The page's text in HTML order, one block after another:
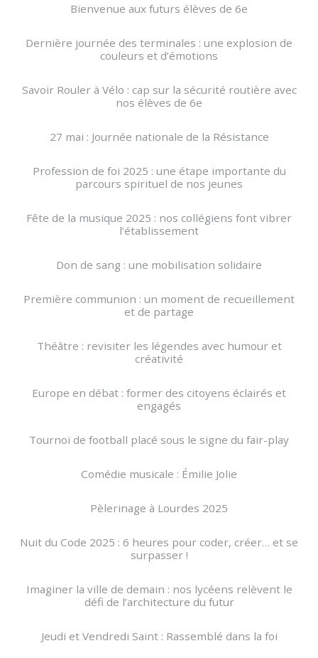
Bienvenue aux futurs élèves de 6e
Dernière journée des terminales : une explosion de
couleurs et d’émotions
Savoir Rouler à Vélo : cap sur la sécurité routière avec
nos élèves de 6e
27 mai : Journée nationale de la Résistance
Profession de foi 2025 : une étape importante du
parcours spirituel de nos jeunes
Fête de la musique 2025 : nos collégiens font vibrer
l’établissement
Don de sang : une mobilisation solidaire
Première communion : un moment de recueillement
et de partage
Théâtre : revisiter les légendes avec humour et
créativité
Europe en débat : former des citoyens éclairés et
engagés
Tournoi de football placé sous le signe du fair-play
Comédie musicale : Émilie Jolie
Pèlerinage à Lourdes 2025
Nuit du Code 2025 : 6 heures pour coder, créer… et se
surpasser !
Imaginer la ville de demain : nos lycéens relèvent le
défi de l’architecture du futur
Jeudi et Vendredi Saint : Rassemblé dans la foi